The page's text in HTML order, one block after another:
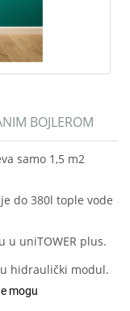
BOJLEROM
samo 1,5 m2
do 380l tople vode
u uniTOWER plus.
hidraulički modul.